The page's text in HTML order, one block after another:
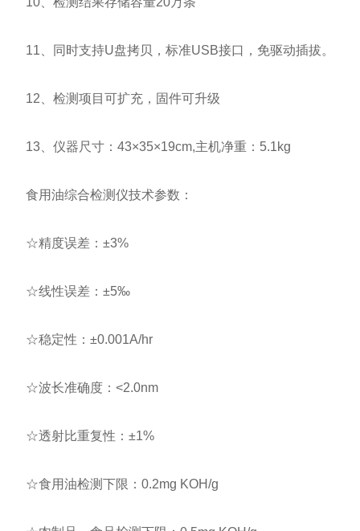
11、同时支持U盘拷贝，标准USB接口，免驱动插拔。
12、检测项目可扩充，固件可升级
13、仪器尺寸：43×35×19cm,主机净重：5.1kg
食用油综合检测仪技术参数：
☆精度误差：±3%
☆线性误差：±5‰
☆稳定性：±0.001A/hr
☆波长准确度：<2.0nm
☆透射比重复性：±1%
☆食用油检测下限：0.2mg KOH/g